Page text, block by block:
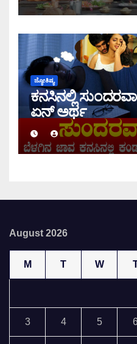
ಜ್ಯೋತಿಷ್ಯ
ಕನಸಿನಲ್ಲಿ
ಏನ್ ಅರ್ಥ
August 2026
M T W
3 4 5